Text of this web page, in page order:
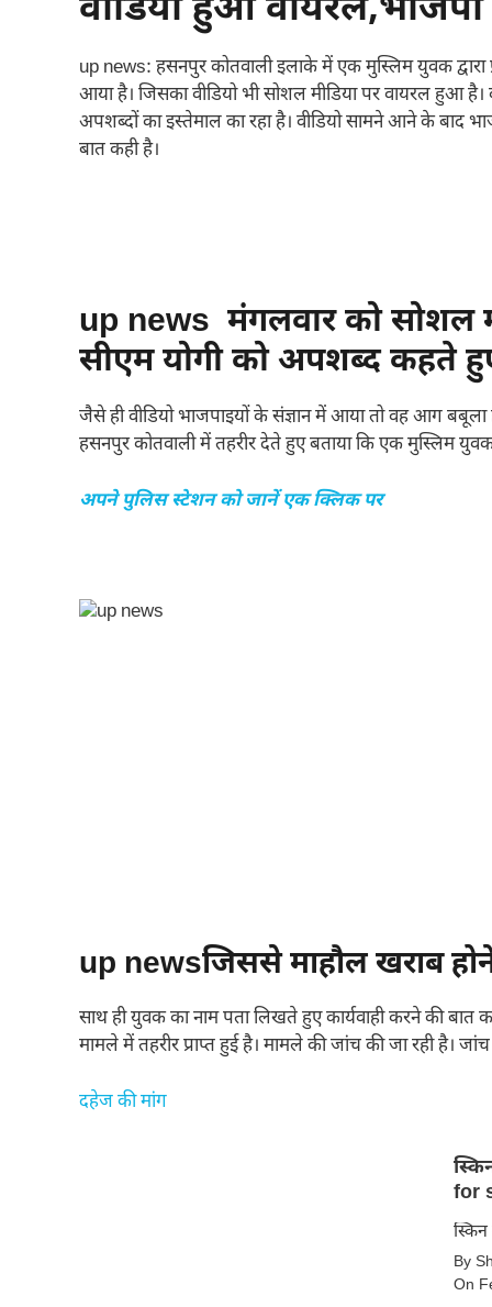
वीडियो हुआ वायरल,भाजपा
up news: हसनपुर कोतवाली इलाके में एक मुस्लिम युवक
आया है। जिसका वीडियो भी सोशल मीडिया पर वायरल हुआ
अपशब्दों का इस्तेमाल का रहा है। वीडियो सामने आने के बाद
बात कही है।
up news मंगलवार को सोशल
सीएम योगी को अपशब्द कहते
जैसे ही वीडियो भाजपाइयों के संज्ञान में आया तो वह आग
हसनपुर कोतवाली में तहरीर देते हुए बताया कि एक मुस्लिम युवक
अपने पुलिस स्टेशन को जानें एक क्लिक पर
up newsजिससे माहौल खराब
साथ ही युवक का नाम पता लिखते हुए कार्यवाही करने की
मामले में तहरीर प्राप्त हुई है। मामले की जांच की जा रही है।
दहेज की मांग
स्किन
for
By
On